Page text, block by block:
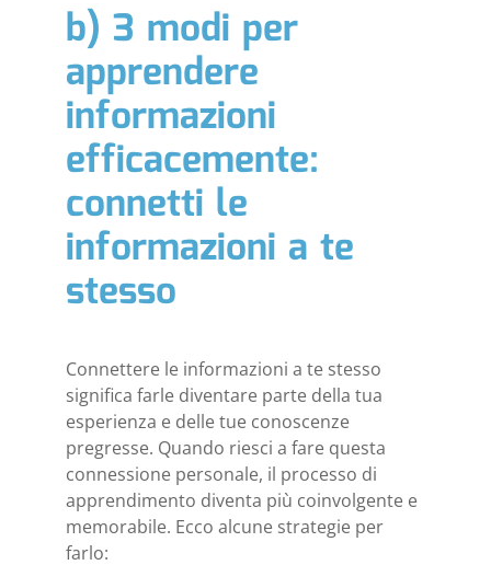
b) 3 modi per
apprendere
informazioni
efficacemente:
connetti le
informazioni a te
stesso
Connettere le informazioni a te stesso
significa farle diventare parte della tua
esperienza e delle tue conoscenze
pregresse. Quando riesci a fare questa
connessione personale, il processo di
apprendimento diventa più coinvolgente e
memorabile. Ecco alcune strategie per
farlo: